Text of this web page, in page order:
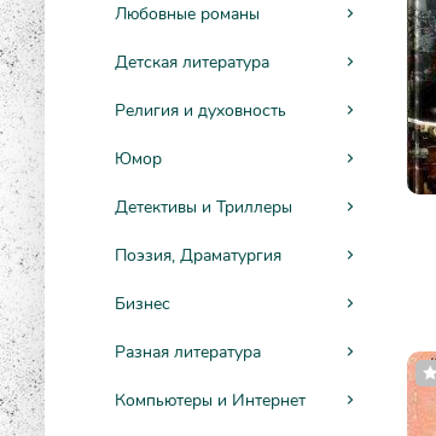
Любовные романы
Детская литература
Религия и духовность
Юмор
Детективы и Триллеры
Поэзия, Драматургия
Бизнес
Разная литература
Компьютеры и Интернет